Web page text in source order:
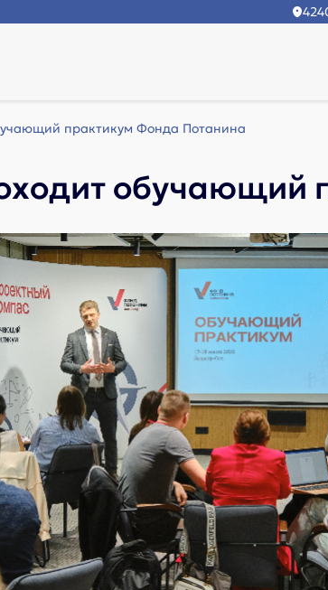
практикум Фонда Потанина
обучающий